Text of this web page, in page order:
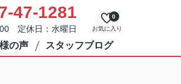
47-1281
定休日：水曜日 お気に入り
0
の声 スタッフブログ